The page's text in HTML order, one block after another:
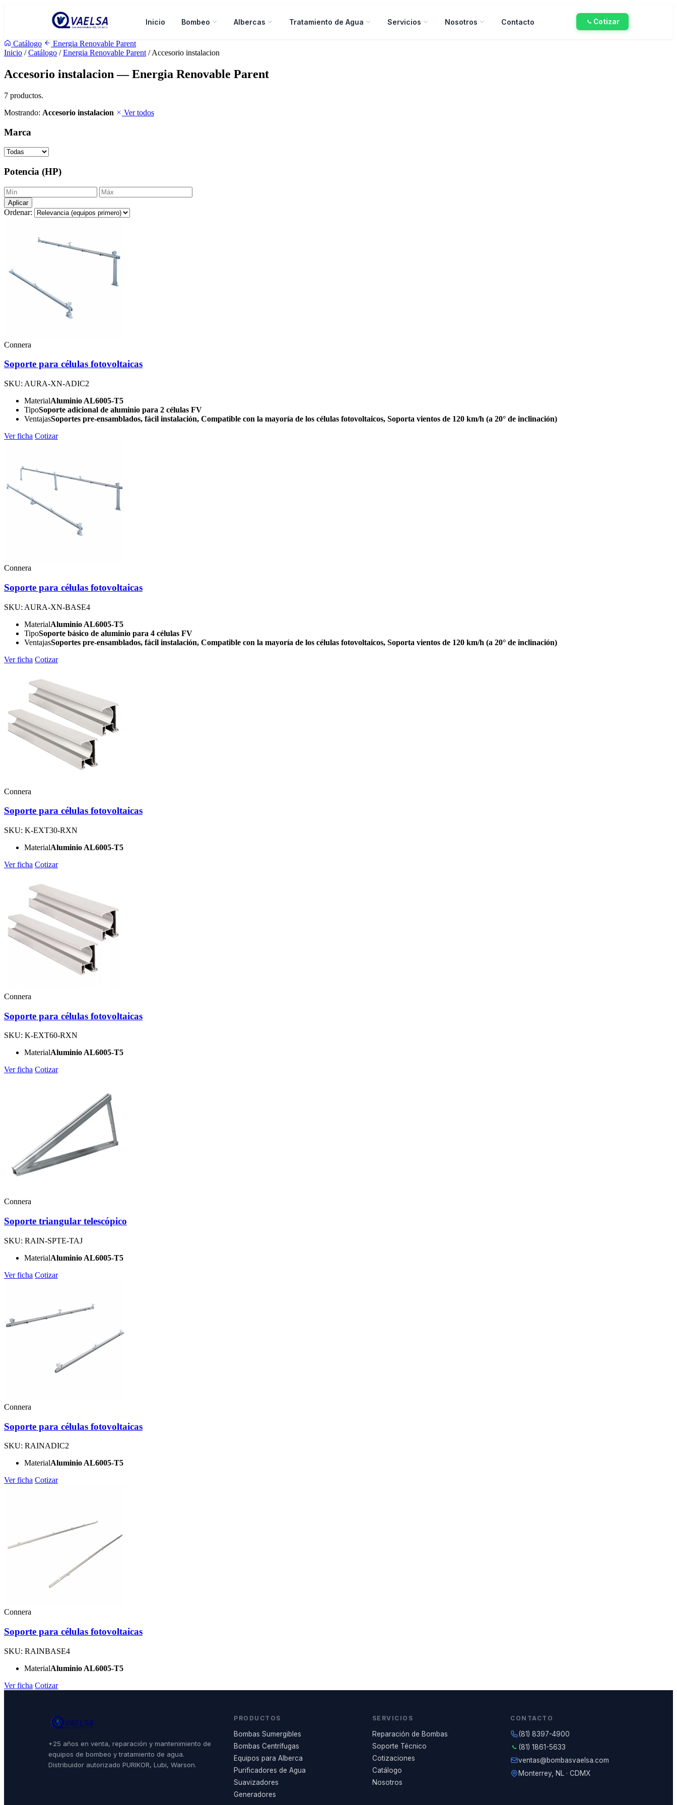
Inicio Bombeo Albercas Tratamiento de Agua Servicios Nosotros Contacto Cotizar
Catálogo
Energia Renovable Parent
Inicio /Catálogo /Energia Renovable Parent / Accesorio instalacion
Accesorio instalacion — Energia Renovable Parent
7 productos.
Mostrando: Accesorio instalacion Ver todos
Marca
Potencia (HP)
Aplicar
Ordenar:
Connera
Soporte para células fotovoltaicas
SKU: AURA-XN-ADIC2
MaterialAluminio AL6005-T5
TipoSoporte adicional de aluminio para 2 células FV
VentajasSoportes pre-ensamblados, fácil instalación, Compatible con la mayoría de los células fotovoltaicos, Soporta vientos de 120 km/h (a 20° de inclinación)
Ver ficha Cotizar
Connera
Soporte para células fotovoltaicas
SKU: AURA-XN-BASE4
MaterialAluminio AL6005-T5
TipoSoporte básico de aluminio para 4 células FV
VentajasSoportes pre-ensamblados, fácil instalación, Compatible con la mayoría de los células fotovoltaicos, Soporta vientos de 120 km/h (a 20° de inclinación)
Ver ficha Cotizar
Connera
Soporte para células fotovoltaicas
SKU: K-EXT30-RXN
MaterialAluminio AL6005-T5
Ver ficha Cotizar
Connera
Soporte para células fotovoltaicas
SKU: K-EXT60-RXN
MaterialAluminio AL6005-T5
Ver ficha Cotizar
Connera
Soporte triangular telescópico
SKU: RAIN-SPTE-TAJ
MaterialAluminio AL6005-T5
Ver ficha Cotizar
Connera
Soporte para células fotovoltaicas
SKU: RAINADIC2
MaterialAluminio AL6005-T5
Ver ficha Cotizar
Connera
Soporte para células fotovoltaicas
SKU: RAINBASE4
MaterialAluminio AL6005-T5
Ver ficha Cotizar
+25 años en venta, reparación y mantenimiento de
equipos de bombeo y tratamiento de agua.
Distribuidor autorizado PURIKOR, Lubi, Warson.
PRODUCTOS
Bombas Sumergibles
Bombas Centrífugas
Equipos para Alberca
Purificadores de Agua
Suavizadores
Generadores
SERVICIOS
Reparación de Bombas
Soporte Técnico
Cotizaciones
Catálogo
Nosotros
CONTACTO
(81) 8397-4900
(81) 1861-5633
ventas@bombasvaelsa.com
Monterrey, NL · CDMX